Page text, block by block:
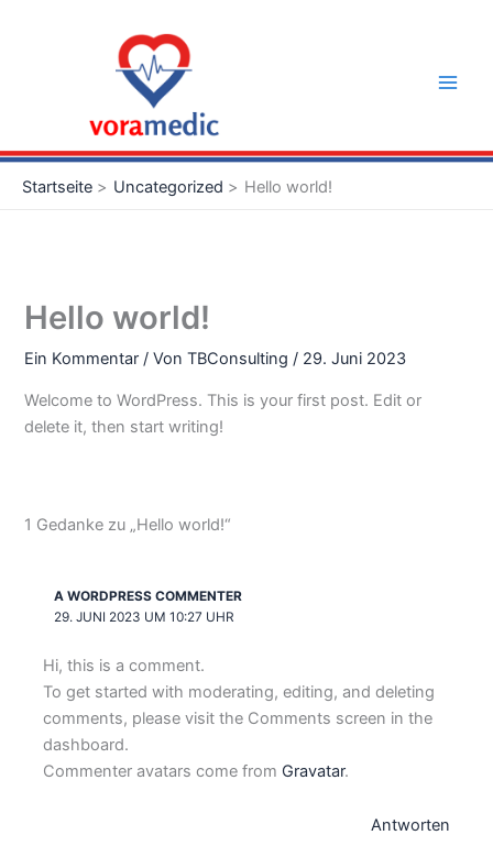
Startseite Uncategorized Hello world!
Hello world!
Ein Kommentar / VonTBConsulting/ 29. Juni 2023
Welcome to WordPress. This is your first post. Edit or
delete it, then start writing!
1 Gedanke zu „Hello world!“
A WORDPRESS COMMENTER
29. JUNI 2023 UM 10:27 UHR
Hi, this is a comment.
To get started with moderating, editing, and deleting
comments, please visit the Comments screen in the
dashboard.
Commenter avatars come from Gravatar.
Antworten